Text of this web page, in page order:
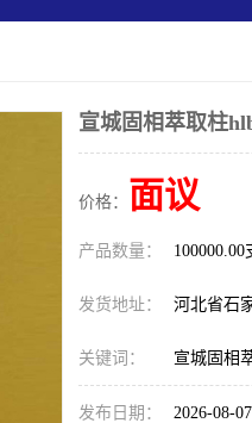
宣城固相萃取柱
价格： 面议
产品数量： 100000.00
发货地址： 河北省石
关键词： 宣城固相
发布日期： 2026-08-07